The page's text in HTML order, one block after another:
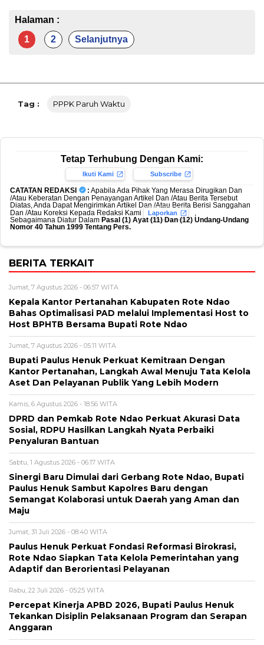
Halaman :
1
2 Selanjutnya
Tag : PPPK Paruh Waktu
Tetap Terhubung Dengan Kami:
Ikuti Kami Subscribe
CATATAN REDAKSI : Apabila Ada Pihak Yang Merasa Dirugikan Dan
/Atau Keberatan Dengan Penayangan Artikel Dan /Atau Berita Tersebut
Diatas, Anda Dapat Mengirimkan Artikel Dan /Atau Berita Berisi Sanggahan
Dan /Atau Koreksi Kepada Redaksi Kami
Laporkan
Sebagaimana Diatur Dalam Pasal (1) Ayat (11) Dan (12) Undang-Undang
Nomor 40 Tahun 1999 Tentang Pers.
BERITA TERKAIT
Jumat, 7 Agustus 2026 - 06:57 WITA
Kepala Kantor Pertanahan Kabupaten Rote Ndao
Bahas Optimalisasi PAD melalui Implementasi Host to
Host BPHTB Bersama Bupati Rote Ndao
Jumat, 7 Agustus 2026 - 05:11 WITA
Bupati Paulus Henuk Perkuat Kemitraan Dengan
Kantor Pertanahan, Langkah Awal Menuju Tata Kelola
Aset Dan Pelayanan Publik Yang Lebih Modern
Kamis, 6 Agustus 2026 - 18:56 WITA
DPRD dan Pemkab Rote Ndao Perkuat Akurasi Data
Sosial, RDPU Hasilkan Langkah Nyata Perbaiki
Penyaluran Bantuan
Sabtu, 1 Agustus 2026 - 06:17 WITA
Sinergi Baru Dimulai dari Gerbang Rote Ndao, Bupati
Paulus Henuk Sambut Kapolres Baru dengan
Semangat Kolaborasi untuk Daerah yang Aman dan
Maju
Jumat, 31 Juli 2026 - 08:40 WITA
Paulus Henuk Perkuat Fondasi Reformasi Birokrasi,
Rote Ndao Siapkan Tata Kelola Pemerintahan yang
Adaptif dan Berorientasi Pelayanan
Rabu, 22 Juli 2026 - 05:25 WITA
Percepat Kinerja APBD 2026, Bupati Paulus Henuk
Tekankan Disiplin Pelaksanaan Program dan Serapan
Anggaran